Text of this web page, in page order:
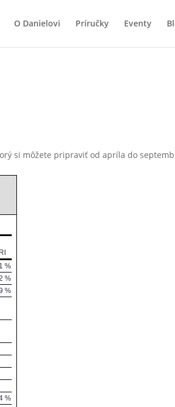
O Danielovi Príručky Eventy
si môžete pripraviť od apríla do